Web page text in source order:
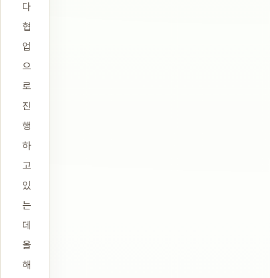
다
협
업
으
로
진
행
하
고
있
는
데
올
해